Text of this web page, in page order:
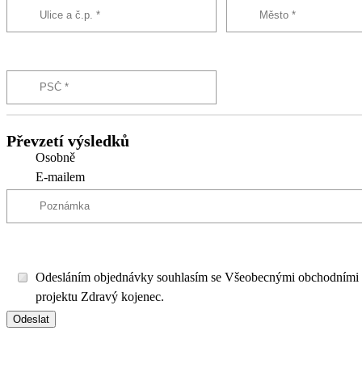
Převzetí výsledků
Osobně
E-mailem
Odesláním objednávky souhlasím se Všeobecnými
projektu Zdravý kojenec.